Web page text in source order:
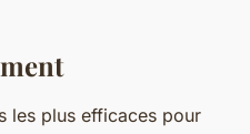
les plus efficaces pour